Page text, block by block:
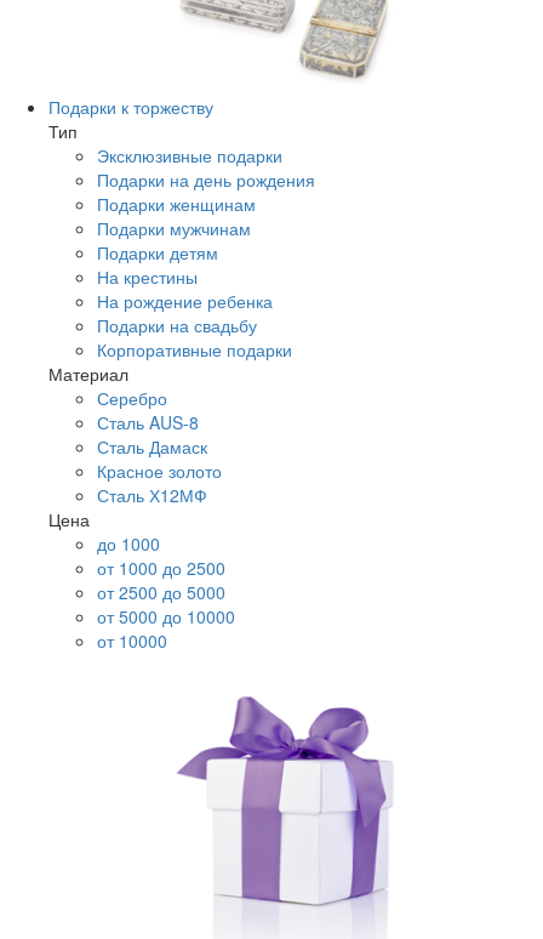
Подарки к торжеству
Тип
Эксклюзивные подарки
Подарки на день рождения
Подарки женщинам
Подарки мужчинам
Подарки детям
На крестины
На рождение ребенка
Подарки на свадьбу
Корпоративные подарки
Материал
Серебро
Сталь AUS-8
Сталь Дамаск
Красное золото
Сталь Х12МФ
Цена
до 1000
от 1000 до 2500
от 2500 до 5000
от 5000 до 10000
от 10000